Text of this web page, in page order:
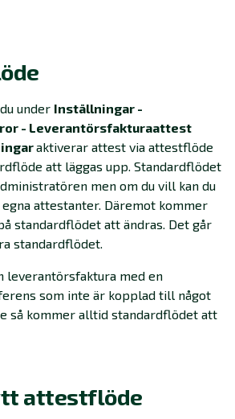
under Inställningar -
- Leverantörsfakturaattest
aktiverar attest via attestflöde
att läggas upp. Standardflödet
men om du vill kan du
attestanter. Däremot kommer
standardflödet att ändras. Det går
standardflödet.
leverantörsfaktura med en
som inte är kopplad till något
så kommer alltid standardflödet att
attestflöde